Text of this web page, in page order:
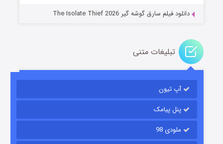
دانلود فیلم سارق گوشه گیر The Isolate Thief 2026
تبلیغات متنی
آپ تیون
پنل پیامک
ملودی 98